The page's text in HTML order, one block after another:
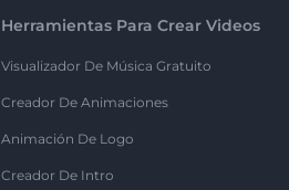
Herramientas Para Crear Videos
Visualizador De Música Gratuito
Creador De Animaciones
Animación De Logo
Creador De Intro